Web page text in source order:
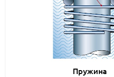
Пружина